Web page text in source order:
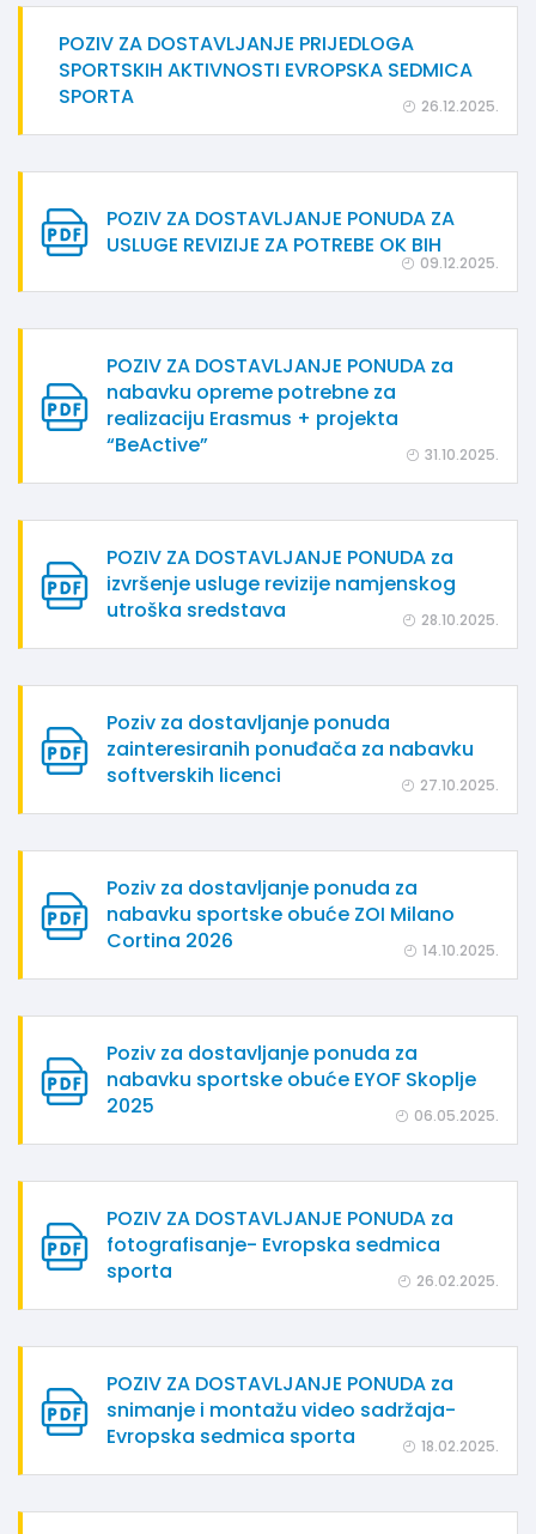
POZIV ZA DOSTAVLJANJE PRIJEDLOGA
SPORTSKIH AKTIVNOSTI EVROPSKA SEDMICA
SPORTA
26.12.2025.
POZIV ZA DOSTAVLJANJE PONUDA ZA
USLUGE REVIZIJE ZA POTREBE OK BIH
09.12.2025.
POZIV ZA DOSTAVLJANJE PONUDA za
nabavku opreme potrebne za
realizaciju Erasmus + projekta
“BeActive”
31.10.2025.
POZIV ZA DOSTAVLJANJE PONUDA za
izvršenje usluge revizije namjenskog
utroška sredstava
28.10.2025.
Poziv za dostavljanje ponuda
zainteresiranih ponuđača za nabavku
softverskih licenci
27.10.2025.
Poziv za dostavljanje ponuda za
nabavku sportske obuće ZOI Milano
Cortina 2026
14.10.2025.
Poziv za dostavljanje ponuda za
nabavku sportske obuće EYOF Skoplje
2025
06.05.2025.
POZIV ZA DOSTAVLJANJE PONUDA za
fotografisanje- Evropska sedmica
sporta
26.02.2025.
POZIV ZA DOSTAVLJANJE PONUDA za
snimanje i montažu video sadržaja-
Evropska sedmica sporta
18.02.2025.